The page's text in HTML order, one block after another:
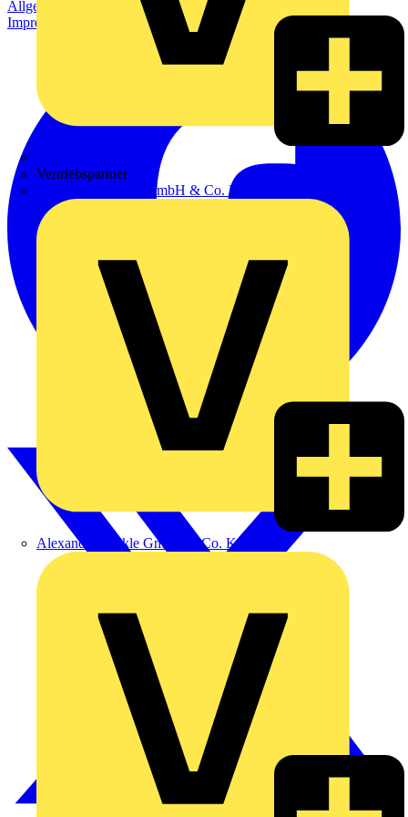
Vertriebspartner
Adalbert Zajadacz GmbH & Co. KG
Alexander Bürkle GmbH & Co. KG
Allgemeine Geschäftsbedingungen
Datenschutzerklärung
Impressum